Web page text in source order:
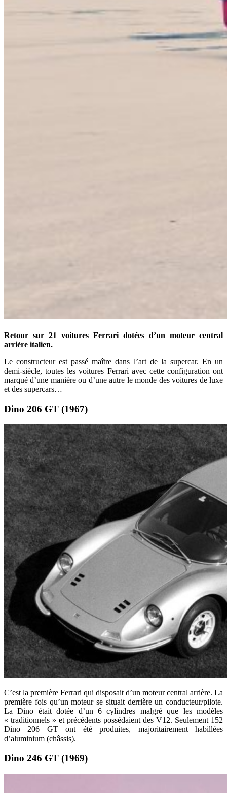
Retour sur 21 voitures Ferrari dotées d’un moteur central
arrière italien.
Le constructeur est passé maître dans l’art de la supercar. En un
demi-siècle, toutes les voitures Ferrari avec cette configuration ont
marqué d’une manière ou d’une autre le monde des voitures de luxe
et des supercars…
Dino 206 GT (1967)
C’est la première Ferrari qui disposait d’un moteur central arrière. La
première fois qu’un moteur se situait derrière un conducteur/pilote.
La Dino était dotée d’un 6 cylindres malgré que les modèles
« traditionnels » et précédents possédaient des V12. Seulement 152
Dino 206 GT ont été produites, majoritairement habillées
d’aluminium (châssis).
Dino 246 GT (1969)